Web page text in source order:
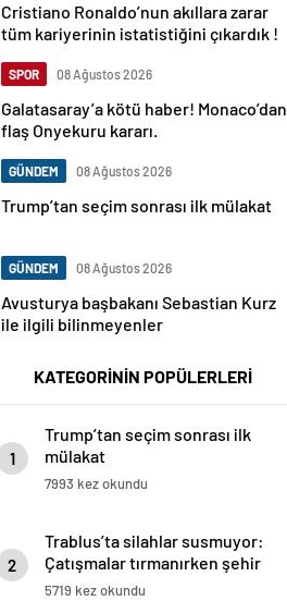
Cristiano Ronaldo’nun akıllara zarar
tüm kariyerinin istatistiğini çıkardık !
SPOR 08 Ağustos 2026
Galatasaray’a kötü haber! Monaco’dan
flaş Onyekuru kararı.
GÜNDEM 08 Ağustos 2026
Trump’tan seçim sonrası ilk mülakat
GÜNDEM 08 Ağustos 2026
Avusturya başbakanı Sebastian Kurz
ile ilgili bilinmeyenler
KATEGORİNİN POPÜLERLERİ
1
Trump’tan seçim sonrası ilk
mülakat
7993 kez okundu
2
Trablus’ta silahlar susmuyor:
Çatışmalar tırmanırken şehir
alarmda
5719 kez okundu